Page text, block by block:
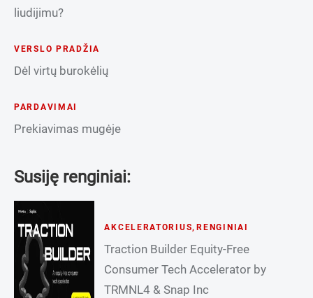
liudijimu?
VERSLO PRADŽIA
Dėl virtų burokėlių
PARDAVIMAI
Prekiavimas mugėje
Susiję renginiai:
AKCELERATORIUS, RENGINIAI
Traction Builder Equity-Free
Consumer Tech Accelerator by
TRMNL4 & Snap Inc